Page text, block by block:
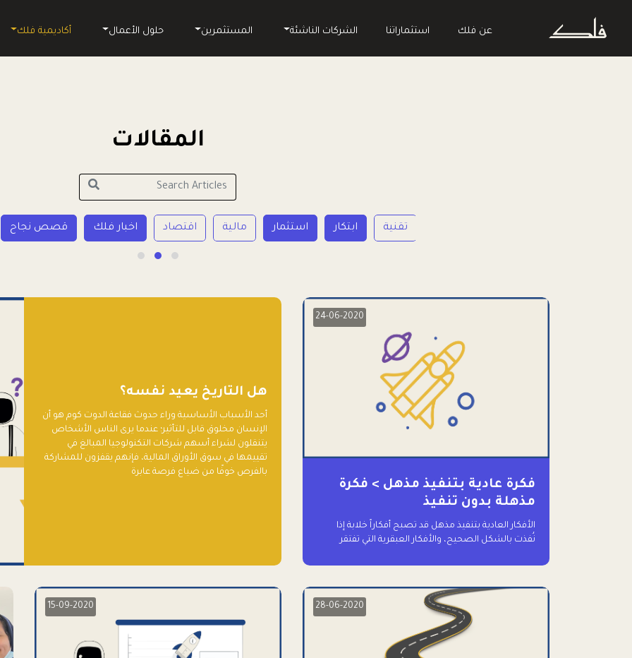
عن فلك استثماراتنا الشركات الناشئة المستثمرين حلول الأعمال أكاديمية فلك
المقالات
تقنية ابتكار استثمار مالية اقتصاد اخبار فلك قصص نجاح
24-06-2020
فكرة عادية بتنفيذ مذهل > فكرة
مذهلة بدون تنفيذ
الأفكار العادية بتنفيذ مذهل قد تصبح أفكاراً خلابة إذا
نُفذت بالشكل الصحيح، والأفكار العبقرية التي تفتقر
هل التاريخ يعيد نفسه؟
أحد الأسباب الأساسية وراء حدوث فقاعة الدوت كوم هو أن
الإنسان مخلوق قابل للتأثير؛ عندما يرى الناس الأشخاص
يتنقلون لشراء أسهم شركات التكنولوجيا المبالغ في
تقييمها في سوق الأوراق المالية، فإنهم يقفزون للمشاركة
بالفرص خوفًا من ضياع فرصة عابرة
28-06-2020
15-09-2020